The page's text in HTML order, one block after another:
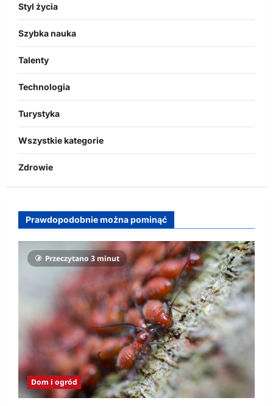
Styl życia
Szybka nauka
Talenty
Technologia
Turystyka
Wszystkie kategorie
Zdrowie
Prawdopodobnie można pominąć
Przeczytano 3 minut
Dom i ogród